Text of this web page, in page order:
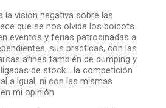
la visión negativa sobre las
que se nos olvida los boicots
eventos y ferias patrocinadas a
sus practicas, con las
afines también de dumping y
de stock... la competición
a igual, ni con las mismas
mi opinión